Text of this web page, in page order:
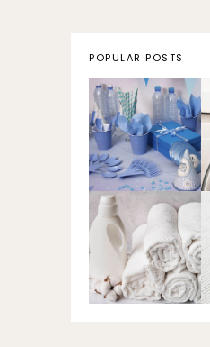
POPULAR POSTS
Como fazer
decoração
para festa
infantil sem
gastar muito -
Parte I
Amaciante
Caseiro com
apenas dois
ingredientes